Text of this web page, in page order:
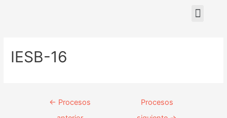
IESB-16
← Procesos
Procesos